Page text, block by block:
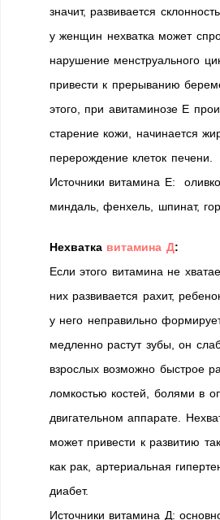
значит, развивается
у женщин нехватка может
нарушение менструального
привести к прерыванию
этого, при авитаминозе Е
старение кожи, начинается
перерождение клеток печени.
Источники витамина Е:
миндаль, фенхель, шпинат,
Нехватка витамина Д:
Если этого витамина не
них развивается рахит,
у него неправильно
медленно растут зубы, он
взрослых возможно быстрое
ломкостью костей, болями в
двигательном аппарате.
может привести к развитию
как рак, артериальная
диабет.
Источники витамина Д: